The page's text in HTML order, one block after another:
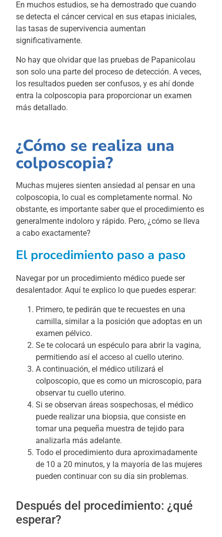
En muchos estudios, se ha demostrado que cuando
se detecta el cáncer cervical en sus etapas iniciales,
las tasas de supervivencia aumentan
significativamente.
No hay que olvidar que las pruebas de Papanicolau
son solo una parte del proceso de detección. A veces,
los resultados pueden ser confusos, y es ahí donde
entra la colposcopia para proporcionar un examen
más detallado.
¿Cómo se realiza una
colposcopia?
Muchas mujeres sienten ansiedad al pensar en una
colposcopia, lo cual es completamente normal. No
obstante, es importante saber que el procedimiento es
generalmente indoloro y rápido. Pero, ¿cómo se lleva
a cabo exactamente?
El procedimiento paso a paso
Navegar por un procedimiento médico puede ser
desalentador. Aquí te explico lo que puedes esperar:
Primero, te pedirán que te recuestes en una
camilla, similar a la posición que adoptas en un
examen pélvico.
Se te colocará un espéculo para abrir la vagina,
permitiendo así el acceso al cuello uterino.
A continuación, el médico utilizará el
colposcopio, que es como un microscopio, para
observar tu cuello uterino.
Si se observan áreas sospechosas, el médico
puede realizar una biopsia, que consiste en
tomar una pequeña muestra de tejido para
analizarla más adelante.
Todo el procedimiento dura aproximadamente
de 10 a 20 minutos, y la mayoría de las mujeres
pueden continuar con su día sin problemas.
Después del procedimiento: ¿qué
esperar?